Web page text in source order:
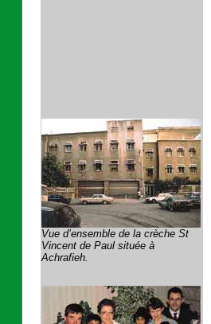
Vue d’ensemble de la crèche St
Vincent de Paul située à
Achrafieh.